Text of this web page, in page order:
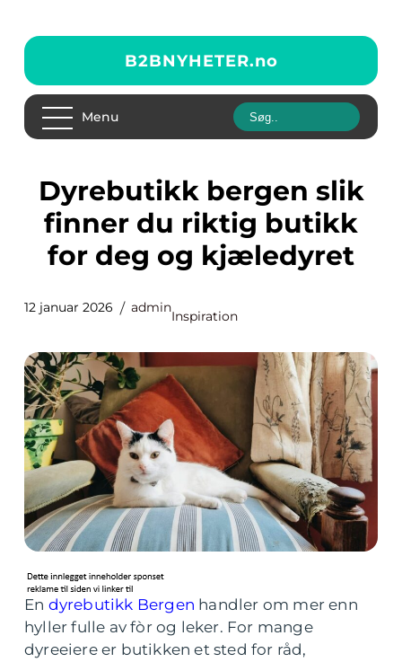
B2BNYHETER.no
Menu
Dyrebutikk bergen slik
finner du riktig butikk
for deg og kjæledyret
12 januar 2026 admin
Inspiration
En dyrebutikk Bergen handler om mer enn
hyller fulle av fòr og leker. For mange
dyreeiere er butikken et sted for råd,